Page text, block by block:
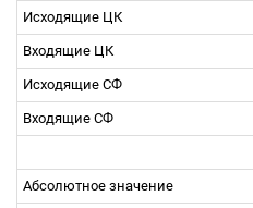
Исходящие ЦК
Входящие ЦК
Исходящие СФ
Входящие СФ
Абсолютное значение